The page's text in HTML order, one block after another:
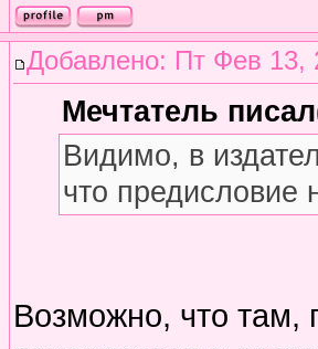
Добавлено: Пт Фев 13,
Мечтатель
Видимо, в
что предисловие
Возможно, что там,